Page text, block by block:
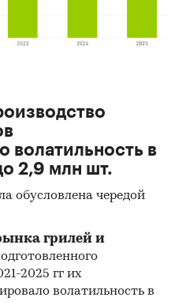
волатильность в
2,9 млн шт.
обусловлена чередой
грилей и
2025 гг их
волатильность в